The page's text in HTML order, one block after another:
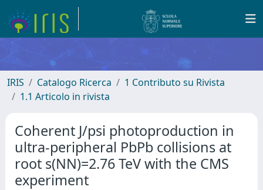
IRIS Catalogo Ricerca
1 Contributo su Rivista
1.1 Articolo in rivista
Coherent J/psi photoproduction in
ultra-peripheral PbPb collisions at
root s(NN)=2.76 TeV with the CMS
experiment